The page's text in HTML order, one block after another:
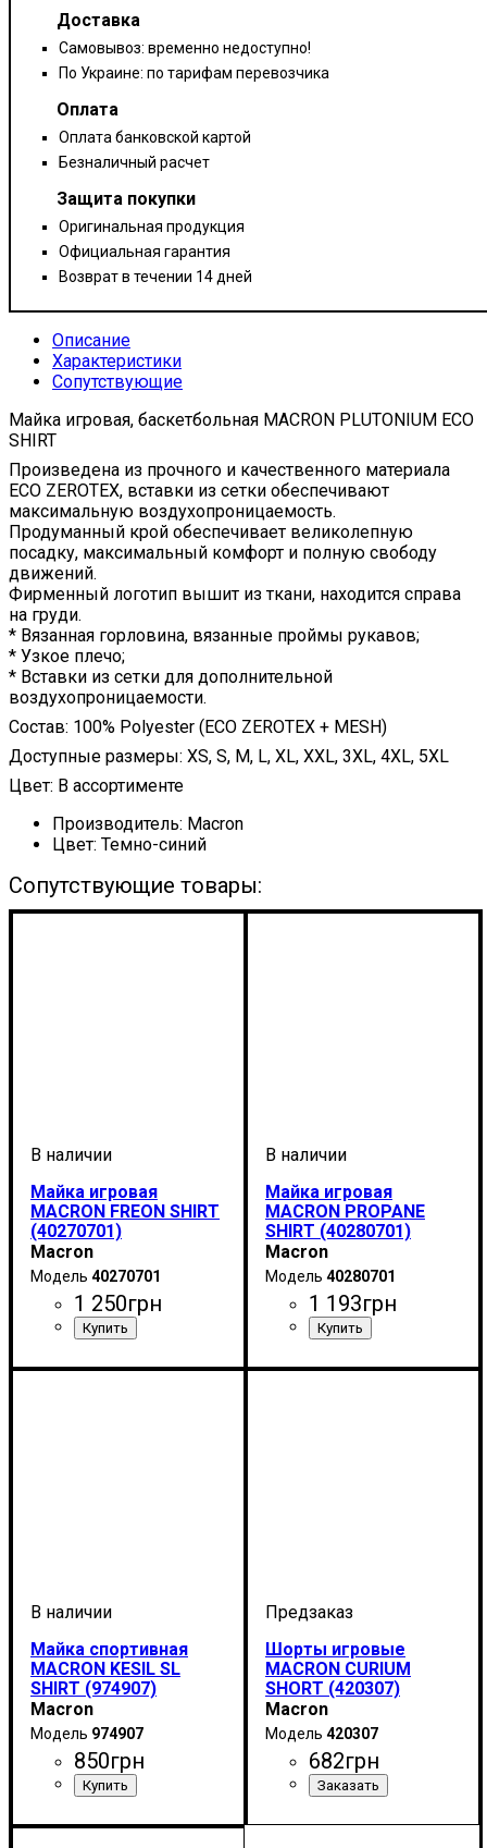
Доставка
Самовывоз: временно недоступно!
По Украине: по тарифам перевозчика
Оплата
Оплата банковской картой
Безналичный расчет
Защита покупки
Оригинальная продукция
Официальная гарантия
Возврат в течении 14 дней
Описание
Характеристики
Сопутствующие
Майка игровая, баскетбольная MACRON PLUTONIUM ECO
SHIRT
Произведена из прочного и качественного материала
ECO ZEROTEX, вставки из сетки обеспечивают
максимальную воздухопроницаемость.
Продуманный крой обеспечивает великолепную
посадку, максимальный комфорт и полную свободу
движений.
Фирменный логотип вышит из ткани, находится справа
на груди.
* Вязанная горловина, вязанные проймы рукавов;
* Узкое плечо;
* Вставки из сетки для дополнительной
воздухопроницаемости.
Состав: 100% Polyester (ECO ZEROTEX + MESH)
Доступные размеры: XS, S, M, L, XL, XXL, 3XL, 4XL, 5XL
Цвет: В ассортименте
Производитель: Macron
Цвет: Темно-синий
Сопутствующие товары:
Майка игровая
MACRON FREON SHIRT
(40270701)
Macron
40270701
1 250грн
Майка игровая
MACRON PROPANE
SHIRT (40280701)
Macron
40280701
1 193грн
Майка спортивная
MACRON KESIL SL
SHIRT (974907)
Macron
974907
850грн
Мужской
Шорты игровые
MACRON CURIUM
SHORT (420307)
Macron
420307
682грн